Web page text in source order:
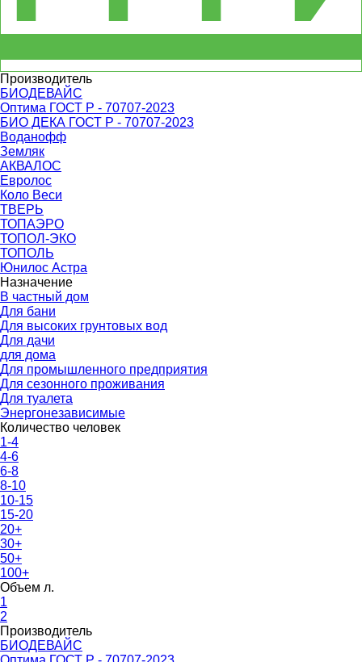
Производитель
БИОДЕВАЙС
Оптима ГОСТ Р - 70707-2023
БИО ДЕКА ГОСТ Р - 70707-2023
Воданофф
Земляк
АКВАЛОС
Евролос
Коло Веси
ТВЕРЬ
ТОПАЭРО
ТОПОЛ-ЭКО
ТОПОЛЬ
Юнилос Астра
Назначение
В частный дом
Для бани
Для высоких грунтовых вод
Для дачи
для дома
Для промышленного предприятия
Для сезонного проживания
Для туалета
Энергонезависимые
Количество человек
1-4
4-6
6-8
8-10
10-15
15-20
20+
30+
50+
100+
Объем л.
1
2
Производитель
БИОДЕВАЙС